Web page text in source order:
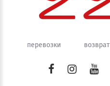
перевозки возврат